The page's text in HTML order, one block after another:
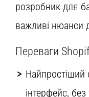
розробник для
важливі нюанси
Переваги
Найпростіший
інтерфейс,